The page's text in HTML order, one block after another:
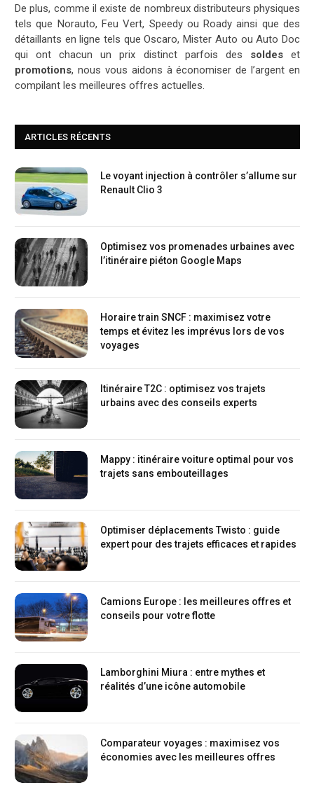
De plus, comme il existe de nombreux distributeurs physiques
tels que Norauto, Feu Vert, Speedy ou Roady ainsi que des
détaillants en ligne tels que Oscaro, Mister Auto ou Auto Doc
qui ont chacun un prix distinct parfois des soldeset
promotions, nous vous aidons à économiser de l’argent en
compilant les meilleures offres actuelles.
ARTICLES RÉCENTS
Le voyant injection à contrôler s’allume sur
Renault Clio 3
Optimisez vos promenades urbaines avec
l’itinéraire piéton Google Maps
Horaire train SNCF : maximisez votre
temps et évitez les imprévus lors de vos
voyages
Itinéraire T2C : optimisez vos trajets
urbains avec des conseils experts
Mappy : itinéraire voiture optimal pour vos
trajets sans embouteillages
Optimiser déplacements Twisto : guide
expert pour des trajets efficaces et rapides
Camions Europe : les meilleures offres et
conseils pour votre flotte
Lamborghini Miura : entre mythes et
réalités d’une icône automobile
Comparateur voyages : maximisez vos
économies avec les meilleures offres